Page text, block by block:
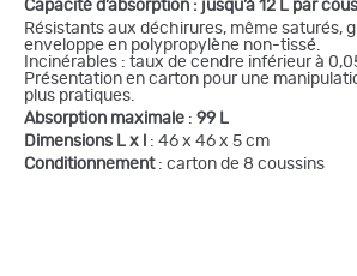
Capacité d’absorption : jusqu’à 12 L par
Résistants aux déchirures, même saturés,
enveloppe en polypropylène non-tissé.
Incinérables : taux de cendre inférieur à
Présentation en carton pour une
plus pratiques.
Absorption maximale : 99 L
Dimensions L x l : 46 x 46 x 5 cm
Conditionnement: carton de 8 coussins